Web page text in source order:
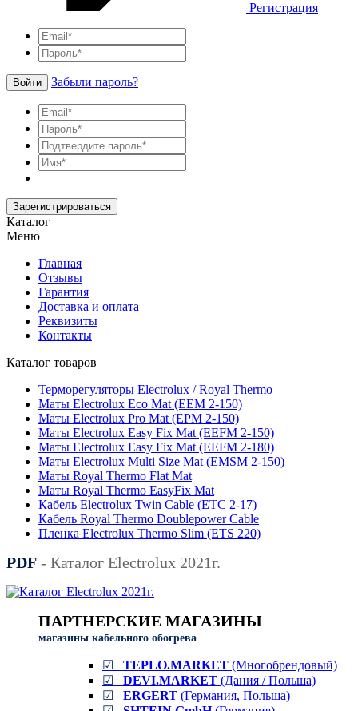
Регистрация
Войти Забыли пароль?
Зарегистрироваться
Каталог
Меню
Главная
Отзывы
Гарантия
Доставка и оплата
Реквизиты
Контакты
Каталог товаров
Терморегуляторы Electrolux / Royal Thermo
Маты Electrolux Eco Mat (EЕM 2-150)
Маты Electrolux Pro Mat (EPM 2-150)
Маты Electrolux Easy Fix Mat (EEFM 2-150)
Маты Electrolux Easy Fix Mat (EEFM 2-180)
Маты Electrolux Multi Size Mat (EMSM 2-150)
Маты Royal Thermo Flat Mat
Маты Royal Thermo EasyFix Mat
Кабель Electrolux Twin Cable (ETC 2-17)
Кабель Royal Thermo Doublepower Cable
Пленка Electrolux Thermo Slim (ETS 220)
PDF - Каталог Electrolux 2021г.
ПАРТНЕРСКИЕ МАГАЗИНЫ
магазины кабельного обогрева
☑ TEPLO.MARKET (Многобрендовый)
☑
DEVI.MARKET (Дания / Польша)
☑
ERGERT (Германия, Польша)